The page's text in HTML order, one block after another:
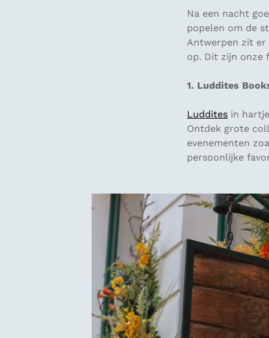
Na een nacht
popelen om de
Antwerpen zit er
op. Dit zijn onze
1. Luddites
Luddites in
Ontdek grote
evenementen
persoonlijke